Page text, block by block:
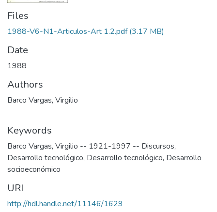
Files
1988-V6-N1-Articulos-Art 1.2.pdf(3.17 MB)
Date
1988
Authors
Barco Vargas, Virgilio
Keywords
Barco Vargas, Virgilio -- 1921-1997 -- Discursos,
Desarrollo tecnológico, Desarrollo tecnológico, Desarrollo
socioeconómico
URI
http://hdl.handle.net/11146/1629